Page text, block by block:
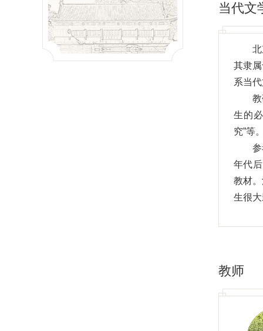
当代文
其隶
系当
生的
究”等
年代
教材
生很
教师